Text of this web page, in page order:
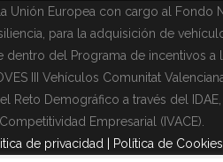
Unión Europea con cargo al Fondo
para la adquisición de
del Programa de incentivos a
III Vehículos Comunitat
Reto Demográfico a través del IDAE,
Empresarial (IVACE).
de privacidad | Política de Cookies